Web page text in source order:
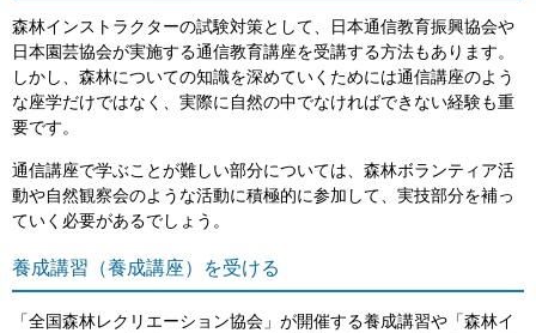
森林インストラクターの試験対策として、日本通信教育振興協会や
日本園芸協会が実施する通信教育講座を受講する方法もあります。
しかし、森林についての知識を深めていくためには通信講座のよう
な座学だけではなく、実際に自然の中でなければできない経験も重
要です。
通信講座で学ぶことが難しい部分については、森林ボランティア活
動や自然観察会のような活動に積極的に参加して、実技部分を補っ
ていく必要があるでしょう。
養成講習（養成講座）を受ける
「全国森林レクリエーション協会」が開催する養成講習や「森林イ